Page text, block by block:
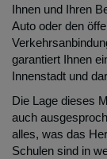
Ihnen und Ihren
Auto oder den
garantiert Ihnen
Innenstadt und
Die Lage dieses
auch
alles, was das
Schulen sind in